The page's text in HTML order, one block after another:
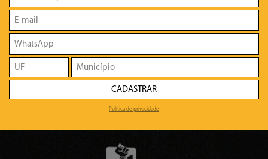
CADASTRAR
Política de privacidade